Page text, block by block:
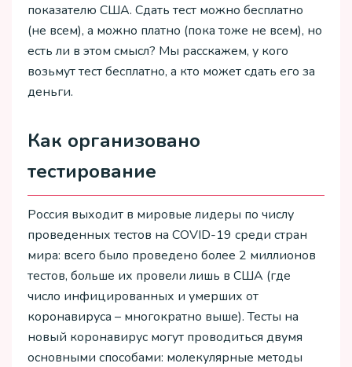
показателю США. Сдать тест можно бесплатно
(не всем), а можно платно (пока тоже не всем), но
есть ли в этом смысл? Мы расскажем, у кого
возьмут тест бесплатно, а кто может сдать его за
деньги.
Как организовано
тестирование
Россия выходит в мировые лидеры по числу
проведенных тестов на COVID-19 среди стран
мира: всего было проведено более 2 миллионов
тестов, больше их провели лишь в США (где
число инфицированных и умерших от
коронавируса – многократно выше). Тесты на
новый коронавирус могут проводиться двумя
основными способами: молекулярные методы